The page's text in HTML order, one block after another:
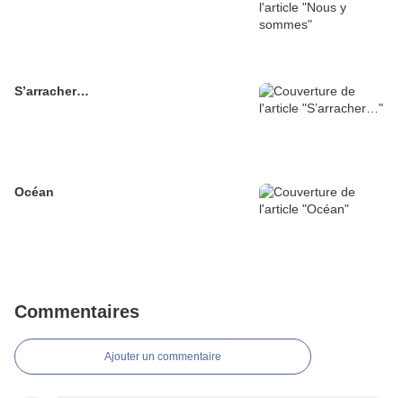
S’arracher…
Océan
Commentaires
Ajouter un commentaire